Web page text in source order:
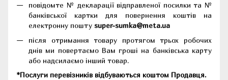
повідомте № декларації відправленої посилки та №
банківської картки для повернення коштів на
електронну пошту super-sumka@meta.ua
після отримання товару протягом трьох робочих
днів ми повертаємо Вам гроші на банківська карту
або надсилаємо інший товар.
*Послуги перевізників відбуваються коштом Продавця.